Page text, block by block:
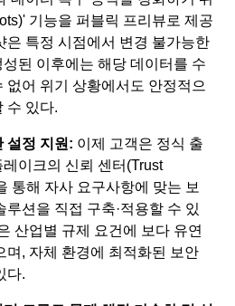
기능을 퍼블릭 프리뷰로 제공
은 특정 시점에서 변경 불가능한
된 이후에는 해당 데이터를 수
없어 위기 상황에서도 안정적으
수 있다.
설정 지원: 이제 고객은 정식 출
이크의 신뢰 센터(Trust
통해 자사 요구사항에 맞는 보
루션을 직접 구축·적용할 수 있
산업별 규제 요건에 보다 유연
며, 자체 환경에 최적화된 보안
다.